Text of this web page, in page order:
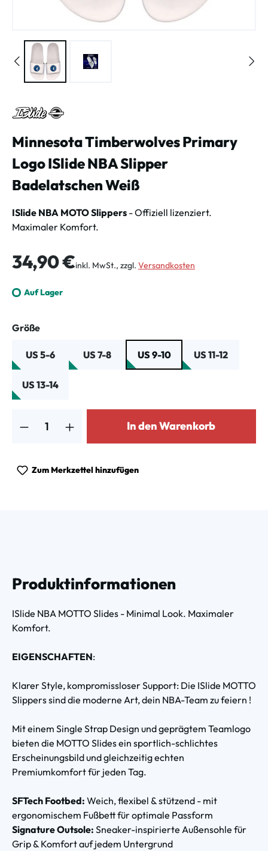
Minnesota Timberwolves Primary
Logo ISlide NBA Slipper
Badelatschen Weiß
ISlide NBA MOTO Slippers - Offiziell lizenziert.
Maximaler Komfort.
Regulärer Preis:
34,90 €inkl. MwSt., zzgl. Versandkosten
Auf Lager
Größeauswählen
US 5-6 US 7-8 US 9-10 US 11-12
US 13-14
In den Warenkorb
Zum Merkzettel hinzufügen
Produktinformationen
ISlide NBA MOTTO Slides - Minimal Look. Maximaler
Komfort.
EIGENSCHAFTEN:
Klarer Style, kompromissloser Support: Die ISlide MOTTO
Slippers sind die moderne Art, dein NBA-Team zu feiern !
Mit einem Single Strap Design und geprägtem Teamlogo
bieten die MOTTO Slides ein sportlich-schlichtes
Erscheinungsbild und gleichzeitig echten
Premiumkomfort für jeden Tag.
SFTech Footbed: Weich, flexibel & stützend - mit
ergonomischem Fußbett für optimale Passform
Signature Outsole: Sneaker-inspirierte Außensohle für
Grip & Komfort auf jedem Untergrund